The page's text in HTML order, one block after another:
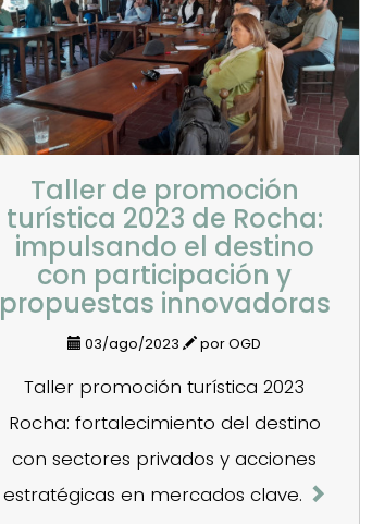
Taller de promoción
turística 2023 de Rocha:
impulsando el destino
con participación y
propuestas innovadoras
03/ago/2023 por OGD
Taller promoción turística 2023
Rocha: fortalecimiento del destino
con sectores privados y acciones
estratégicas en mercados clave.